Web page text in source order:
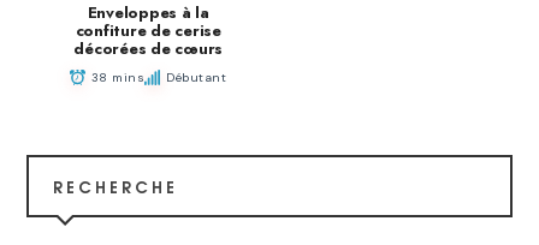
Enveloppes à la
confiture de cerise
décorées de cœurs
38 mins Débutant
RECHERCHE